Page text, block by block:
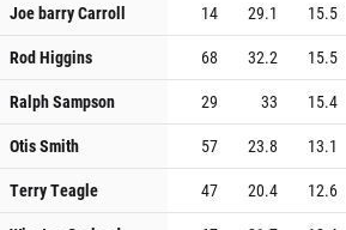
Joe barry Carroll
14 29.1 15.5
Rod Higgins
68 32.2 15.5
Ralph Sampson
29 33 15.4
Otis Smith
57 23.8 13.1
Terry Teagle
47 20.4 12.6